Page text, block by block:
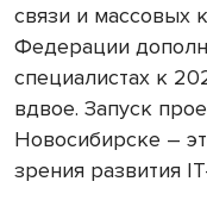
связи и массовых
Федерации
специалистах к
вдвое. Запуск
Новосибирске –
зрения развития